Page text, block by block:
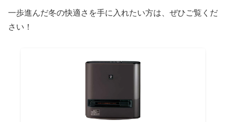
一歩進んだ冬の快適さを手に入れたい方は、ぜひご覧くだ
さい！